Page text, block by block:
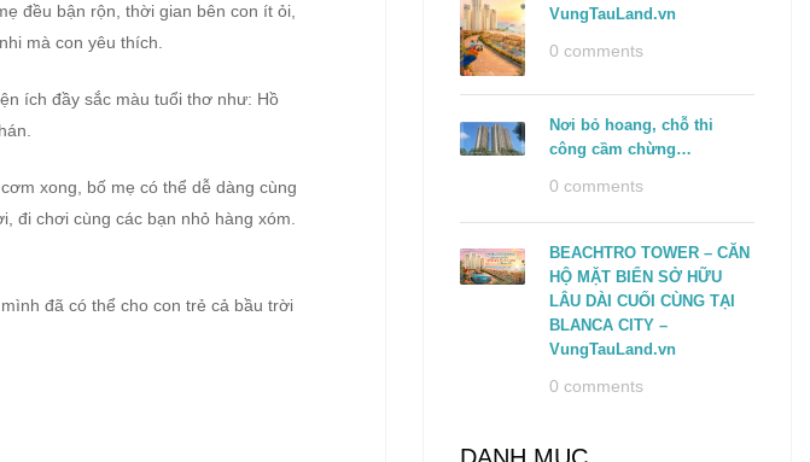
đều bận rộn, thời gian bên con ít ỏi,
mà con yêu thích.
ích đầy sắc màu tuổi thơ như: Hồ
xong, bố mẹ có thể dễ dàng cùng
đi chơi cùng các bạn nhỏ hàng xóm.
đã có thể cho con trẻ cả bầu trời
VungTauLand.vn
0 comments
Nơi bỏ hoang, chỗ thi
công cầm chừng…
0 comments
BEACHTRO TOWER – CĂN
HỘ MẶT BIỂN SỞ HỮU
LÂU DÀI CUỐI CÙNG TẠI
BLANCA CITY –
VungTauLand.vn
0 comments